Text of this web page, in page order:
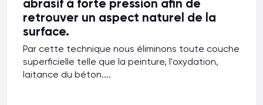
abrasif à forte pression afin de
retrouver un aspect naturel de la
surface.
Par cette technique nous éliminons toute couche
superficielle telle que la peinture, l'oxydation,
laitance du béton....